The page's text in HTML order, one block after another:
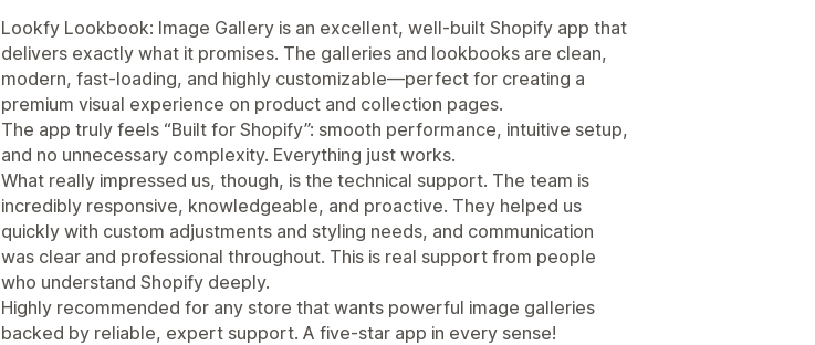
Lookfy Lookbook: Image Gallery is an excellent, well-built Shopify app that
delivers exactly what it promises. The galleries and lookbooks are clean,
modern, fast-loading, and highly customizable—perfect for creating a
premium visual experience on product and collection pages.
The app truly feels “Built for Shopify”: smooth performance, intuitive setup,
and no unnecessary complexity. Everything just works.
What really impressed us, though, is the technical support. The team is
incredibly responsive, knowledgeable, and proactive. They helped us
quickly with custom adjustments and styling needs, and communication
was clear and professional throughout. This is real support from people
who understand Shopify deeply.
Highly recommended for any store that wants powerful image galleries
backed by reliable, expert support. A five-star app in every sense!